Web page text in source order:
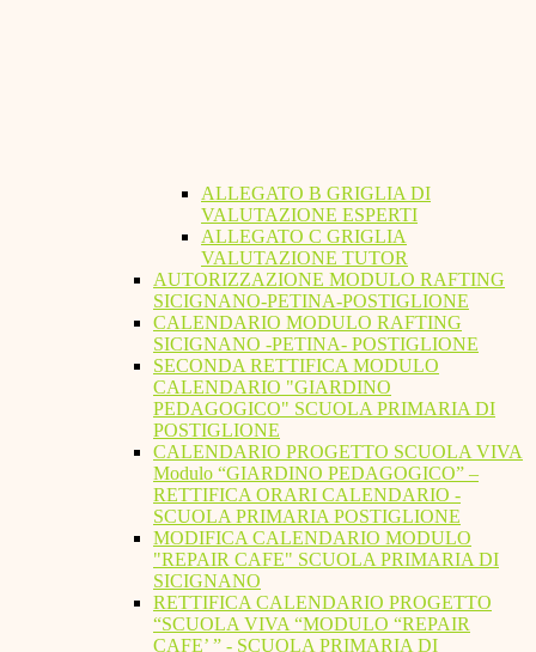
ALLEGATO B GRIGLIA DI
VALUTAZIONE ESPERTI
ALLEGATO C GRIGLIA
VALUTAZIONE TUTOR
AUTORIZZAZIONE MODULO RAFTING
SICIGNANO-PETINA-POSTIGLIONE
CALENDARIO MODULO RAFTING
SICIGNANO -PETINA- POSTIGLIONE
SECONDA RETTIFICA MODULO
CALENDARIO "GIARDINO
PEDAGOGICO" SCUOLA PRIMARIA DI
POSTIGLIONE
CALENDARIO PROGETTO SCUOLA VIVA
Modulo “GIARDINO PEDAGOGICO” –
RETTIFICA ORARI CALENDARIO -
SCUOLA PRIMARIA POSTIGLIONE
MODIFICA CALENDARIO MODULO
"REPAIR CAFE" SCUOLA PRIMARIA DI
SICIGNANO
RETTIFICA CALENDARIO PROGETTO
“SCUOLA VIVA “MODULO “REPAIR
CAFE’ ” - SCUOLA PRIMARIA DI